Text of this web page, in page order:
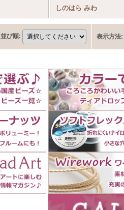
しのはら みわ
並び順: 表示方法: